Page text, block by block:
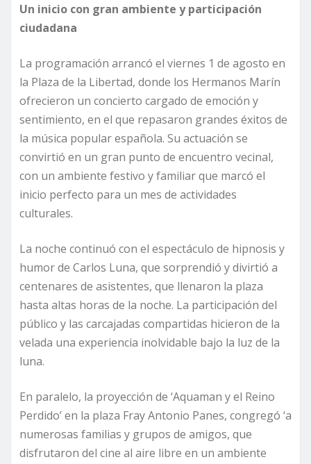
Un inicio con gran ambiente y participación
ciudadana
La programación arrancó el viernes 1 de agosto en
la Plaza de la Libertad, donde los Hermanos Marín
ofrecieron un concierto cargado de emoción y
sentimiento, en el que repasaron grandes éxitos de
la música popular española. Su actuación se
convirtió en un gran punto de encuentro vecinal,
con un ambiente festivo y familiar que marcó el
inicio perfecto para un mes de actividades
culturales.
La noche continuó con el espectáculo de hipnosis y
humor de Carlos Luna, que sorprendió y divirtió a
centenares de asistentes, que llenaron la plaza
hasta altas horas de la noche. La participación del
público y las carcajadas compartidas hicieron de la
velada una experiencia inolvidable bajo la luz de la
luna.
En paralelo, la proyección de ‘Aquaman y el Reino
Perdido’ en la plaza Fray Antonio Panes, congregó ‘a
numerosas familias y grupos de amigos, que
disfrutaron del cine al aire libre en un ambiente